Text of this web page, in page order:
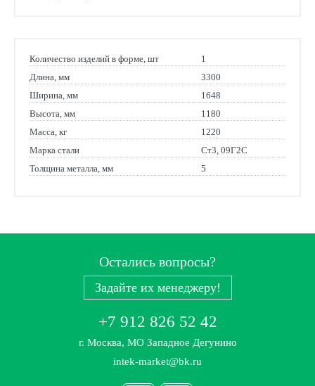
Количество изделий в форме, шт
1
Длина, мм
3300
Ширина, мм
1648
Высота, мм
1180
Масса, кг
1220
Марка стали
Ст3, 09Г2С
Толщина металла, мм
5
Остались вопросы?
Задайте их менеджеру!
+7 912 826 52 42
г. Москва, МО Западное Дегунино
intek-market@bk.ru